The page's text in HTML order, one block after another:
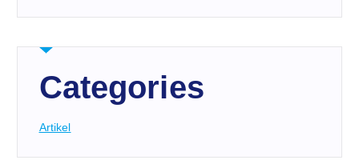
Categories
Artikel